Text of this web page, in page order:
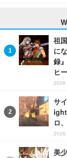
祖
に
録
ヒ
サ
ロ
美